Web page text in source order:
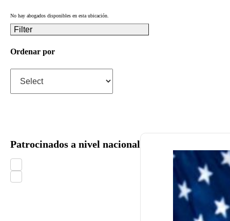
No hay abogados disponibles en esta ubicación.
Filter
Ordenar por
Patrocinados a nivel nacional